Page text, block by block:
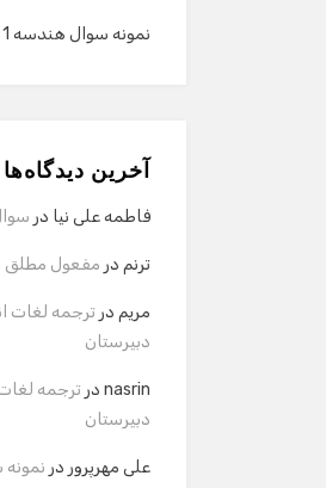
نمونه سوال هندسه 1 نوبت اول دی 93
آخرین دیدگاه‌ها
فاطمه علی نیا در
ترنم در مفعول مطلق
مریم در ترجمه لغات
دبیرستان
nasrin در ترجمه
دبیرستان
علی مهرپرور در